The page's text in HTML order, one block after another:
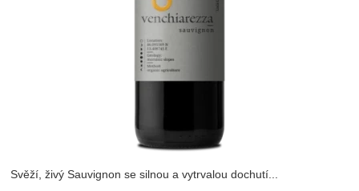
Svěží, živý Sauvignon se silnou a vytrvalou dochutí...